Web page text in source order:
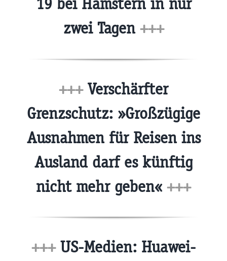
19 bei Hamstern in nur
zwei Tagen +++
+++Verschärfter
Grenzschutz: »Großzügige
Ausnahmen für Reisen ins
Ausland darf es künftig
nicht mehr geben« +++
+++US-Medien: Huawei-